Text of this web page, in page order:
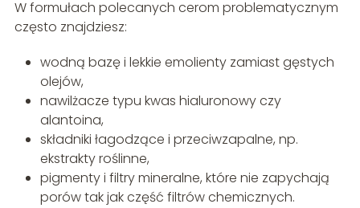
W formułach polecanych cerom problematycznym
często znajdziesz:
wodną bazę i lekkie emolienty zamiast gęstych
olejów,
nawilżacze typu kwas hialuronowy czy
alantoina,
składniki łagodzące i przeciwzapalne, np.
ekstrakty roślinne,
pigmenty i filtry mineralne, które nie zapychają
porów tak jak część filtrów chemicznych.